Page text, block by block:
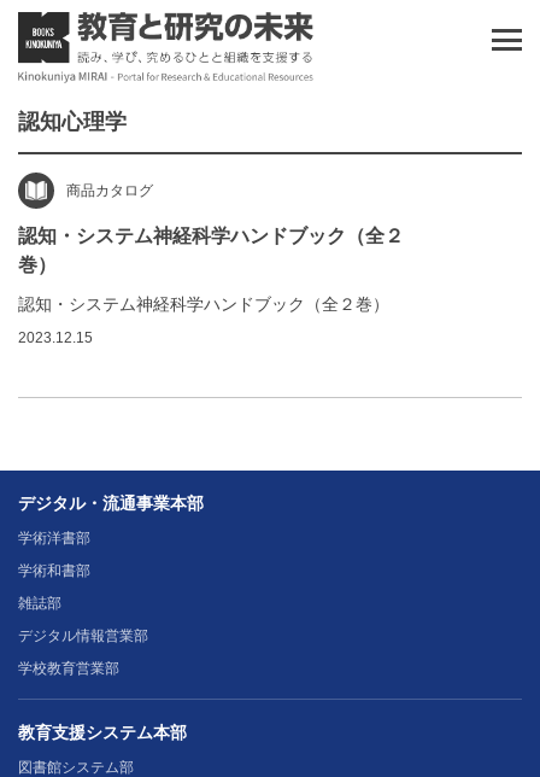
認知心理学
商品カタログ
認知・システム神経科学ハンドブック（全２
巻）
認知・システム神経科学ハンドブック（全２巻）
2023.12.15
デジタル・流通事業本部
学術洋書部
学術和書部
雑誌部
デジタル情報営業部
学校教育営業部
教育支援システム本部
図書館システム部